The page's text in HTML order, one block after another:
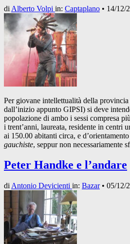
di Alberto Volpi in: Captaplano • 14/12/
Per giovane intellettualità della
dall’inizio appunto GIPSI) si deve
popolazione di ambo i sessi compresa
i trent’anni, laureata, residente in centri
ai 150.00 abitanti circa, e
gauchiste, seppur non necessariamente
Peter Handke e l’andare
di Antonio Devicienti in: Bazar• 05/12/